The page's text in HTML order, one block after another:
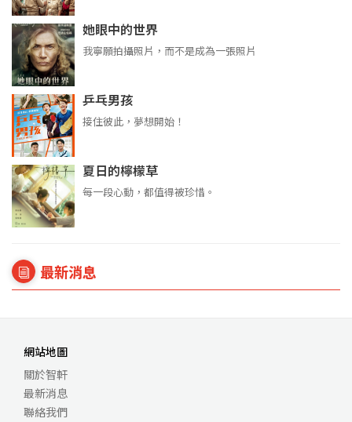
她眼中的世界
我寧願拍攝照片，而不是成為一張照片
乒乓男孩
接住彼此，夢想開始！
夏日的檸檬草
每一段心動，都值得被珍惜。
最新消息
網站地圖
關於智軒
最新消息
聯絡我們